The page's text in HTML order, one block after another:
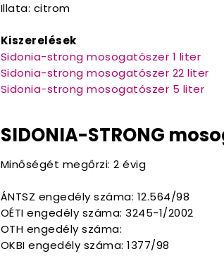
Illata: citrom
Kiszerelések
Sidonia-strong mosogatószer 1 liter
Sidonia-strong mosogatószer 22 liter
Sidonia-strong mosogatószer 5 liter
SIDONIA-STRONG
Minőségét megőrzi: 2 évig
ÁNTSZ engedély száma: 12.564/98
OÉTI engedély száma: 3245-1/2002
OTH engedély száma:
OKBI engedély száma: 1377/98